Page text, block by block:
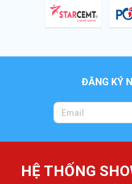
ĐĂNG KÝ
HỆ THỐNG